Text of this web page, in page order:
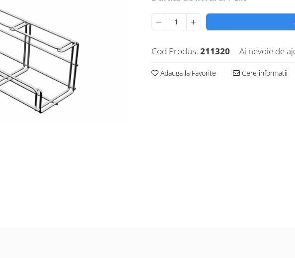
Cod Produs: 211320 Ai nevoie de
Adauga la Favorite Cere informatii